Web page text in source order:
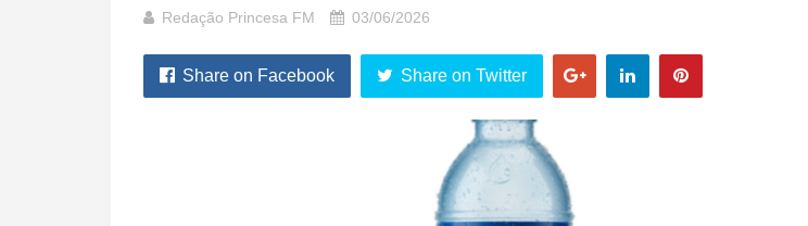
Redação Princesa FM 03/06/2026
Share on Facebook Share on Twitter